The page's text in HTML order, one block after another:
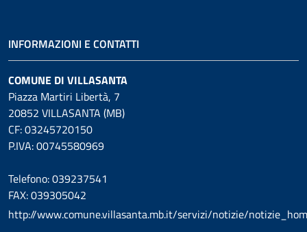
INFORMAZIONI E CONTATTI
COMUNE DI VILLASANTA
Piazza Martiri Libertà, 7
20852 VILLASANTA (MB)
CF: 03245720150
P.IVA: 00745580969
Telefono: 039237541
FAX: 039305042
http://www.comune.villasanta.mb.it/servizi/notizie/